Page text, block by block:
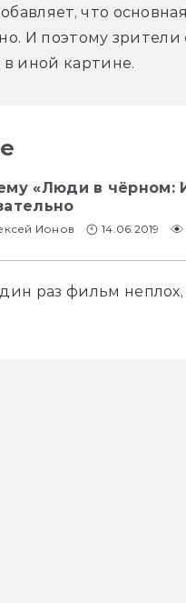
что
И поэтому
иной картине.
«Люди в чёрном:
Ионов 14.06.2019
раз фильм